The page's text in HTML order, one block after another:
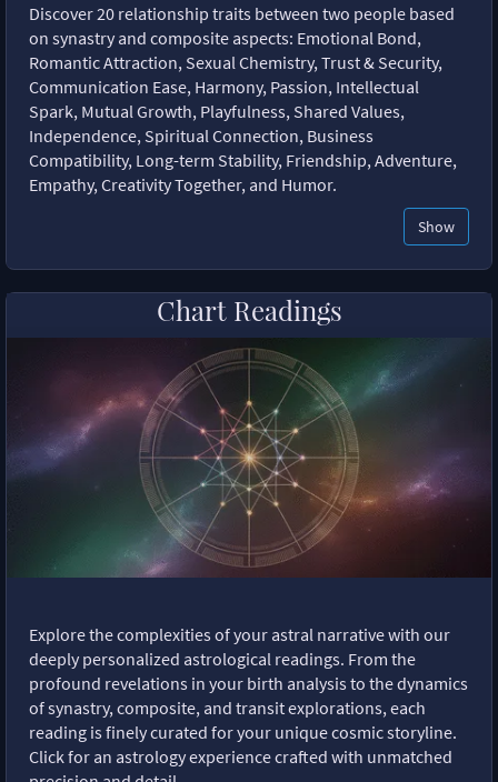
Discover 20 relationship traits between two people based
on synastry and composite aspects: Emotional Bond,
Romantic Attraction, Sexual Chemistry, Trust & Security,
Communication Ease, Harmony, Passion, Intellectual
Spark, Mutual Growth, Playfulness, Shared Values,
Independence, Spiritual Connection, Business
Compatibility, Long-term Stability, Friendship, Adventure,
Empathy, Creativity Together, and Humor.
Show
Chart Readings
Explore the complexities of your astral narrative with our
deeply personalized astrological readings. From the
profound revelations in your birth analysis to the dynamics
of synastry, composite, and transit explorations, each
reading is finely curated for your unique cosmic storyline.
Click for an astrology experience crafted with unmatched